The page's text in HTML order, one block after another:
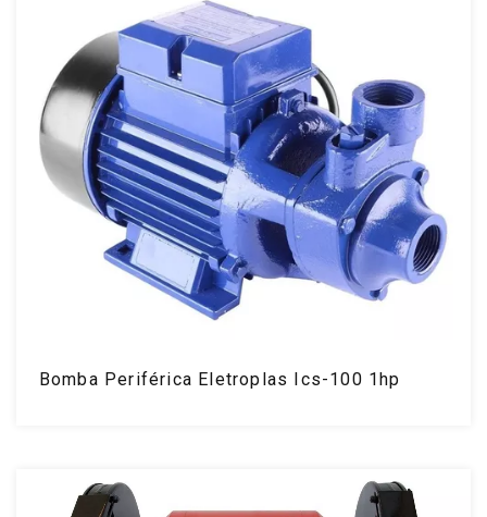
Bomba Periférica Eletroplas Ics-100 1hp